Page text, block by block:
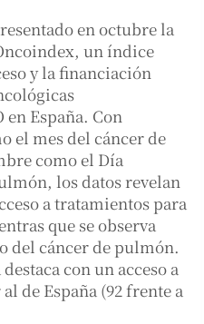
en octubre la
un índice
y la financiación
España. Con
el mes del cáncer de
como el Día
los datos revelan
a tratamientos para
que se observa
del cáncer de pulmón.
con un acceso a
de España (92 frente a